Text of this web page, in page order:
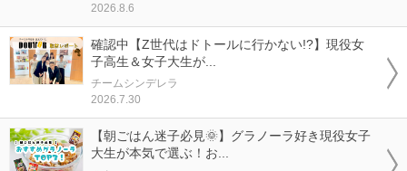
2026.8.6
確認中【Z世代はドトールに行かない!?】現役女
子高生＆女子大生が...
チームシンデレラ
2026.7.30
【朝ごはん迷子必見🌞】グラノーラ好き現役女子
大生が本気で選ぶ！お...